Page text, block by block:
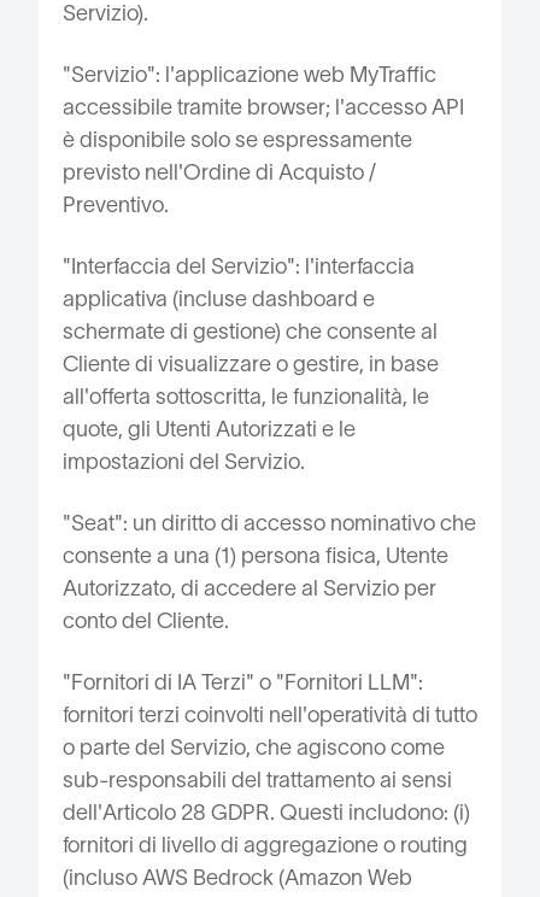
Servizio).
"Servizio": l'applicazione web MyTraffic
accessibile tramite browser; l'accesso API
è disponibile solo se espressamente
previsto nell'Ordine di Acquisto /
Preventivo.
"Interfaccia del Servizio": l'interfaccia
applicativa (incluse dashboard e
schermate di gestione) che consente al
Cliente di visualizzare o gestire, in base
all'offerta sottoscritta, le funzionalità, le
quote, gli Utenti Autorizzati e le
impostazioni del Servizio.
"Seat": un diritto di accesso nominativo che
consente a una (1) persona fisica, Utente
Autorizzato, di accedere al Servizio per
conto del Cliente.
"Fornitori di IA Terzi" o "Fornitori LLM":
fornitori terzi coinvolti nell'operatività di tutto
o parte del Servizio, che agiscono come
sub-responsabili del trattamento ai sensi
dell'Articolo 28 GDPR. Questi includono: (i)
fornitori di livello di aggregazione o routing
(incluso AWS Bedrock (Amazon Web